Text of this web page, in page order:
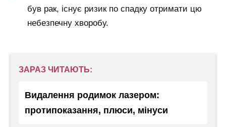
був рак, існує ризик по спадку отримати цю
небезпечну хворобу.
ЗАРАЗ ЧИТАЮТЬ:
Видалення родимок лазером:
протипоказання, плюси, мінуси